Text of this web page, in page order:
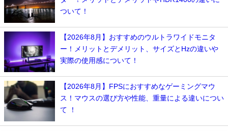
ついて！
【2026年8月】おすすめのウルトラワイドモニタ
ー！メリットとデメリット、サイズとHzの違いや
実際の使用感について！
【2026年8月】FPSにおすすめなゲーミングマウ
ス！マウスの選び方や性能、重量による違いについ
て ！